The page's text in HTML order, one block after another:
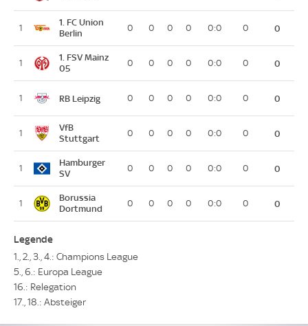
1
1. FC Union
Berlin
0 0 0 0 0:0 0 0
1
1. FSV Mainz
05
0 0 0 0 0:0 0 0
1 RB Leipzig 0 0 0 0 0:0 0 0
1
VfB
Stuttgart
0 0 0 0 0:0 0 0
1
Hamburger
SV
0 0 0 0 0:0 0 0
1
Borussia
Dortmund
0 0 0 0 0:0 0 0
Legende
1., 2., 3., 4.: Champions League
5., 6.: Europa League
16.: Relegation
17., 18.: Absteiger